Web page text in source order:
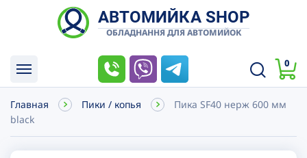
АВТОМИЙКА SHOP
ОБЛАДНАННЯ ДЛЯ АВТОМИЙОК
0
Главная Пики / копья
Пика SF40 нерж 600 мм
black